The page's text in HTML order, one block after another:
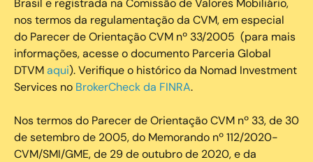
Brasil e registrada na Comissão de Valores Mobiliário,
nos termos da regulamentação da CVM, em especial
do Parecer de Orientação CVM nº 33/2005 (para mais
informações, acesse o documento Parceria Global
DTVMaqui). Verifique o histórico da Nomad Investment
Services no BrokerCheck da FINRA.
Nos termos do Parecer de Orientação CVM nº 33, de 30
de setembro de 2005, do Memorando nº 112/2020-
CVM/SMI/GME, de 29 de outubro de 2020, e da